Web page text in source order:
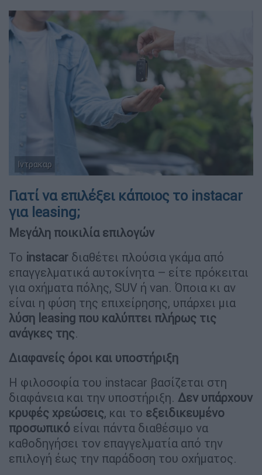
Ιντρακαρ
Γιατί να επιλέξει κάποιος το instacar
για leasing;
Μεγάλη ποικιλία επιλογών
Το instacar διαθέτει πλούσια γκάμα από
επαγγελματικά αυτοκίνητα – είτε πρόκειται
για οχήματα πόλης, SUV ή van. Όποια κι αν
είναι η φύση της επιχείρησης, υπάρχει μια
λύση leasing που καλύπτει πλήρως τις
ανάγκες της.
Διαφανείς όροι και υποστήριξη
Η φιλοσοφία του instacar βασίζεται στη
διαφάνεια και την υποστήριξη. Δεν υπάρχουν
κρυφές χρεώσεις, και το εξειδικευμένο
προσωπικό είναι πάντα διαθέσιμο να
καθοδηγήσει τον επαγγελματία από την
επιλογή έως την παράδοση του οχήματος.